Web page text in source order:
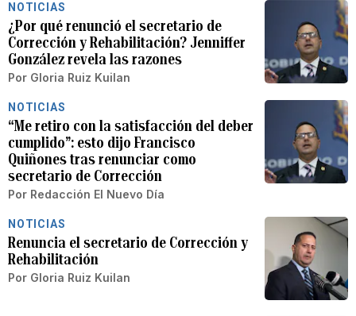
NOTICIAS
¿Por qué renunció el secretario de
Corrección y Rehabilitación? Jenniffer
González revela las razones
Por Gloria Ruiz Kuilan
NOTICIAS
“Me retiro con la satisfacción del deber
cumplido”: esto dijo Francisco
Quiñones tras renunciar como
secretario de Corrección
Por Redacción El Nuevo Día
NOTICIAS
Renuncia el secretario de Corrección y
Rehabilitación
Por Gloria Ruiz Kuilan